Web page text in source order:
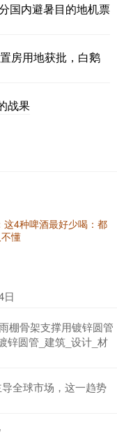
国内避暑目的地机票
房用地获批，白鹅
战果
4种啤酒最好少喝：都
懂
日
棚骨架支撑用镀锌圆管
锌圆管_建筑_设计_材
全球市场，这一趋势